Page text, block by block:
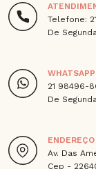
Telefone:
De
WHATSAPP
21 98496-
De
ENDEREÇO
Av. Das
Cep -